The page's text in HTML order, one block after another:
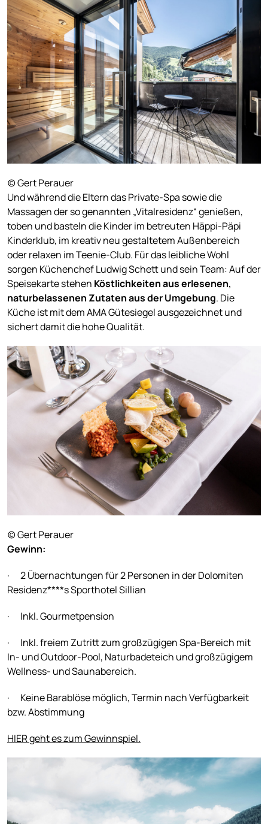
(c) Gert Perauer
Und während die Eltern das Private-Spa sowie die
Massagen der so genannten „Vitalresidenz“ genießen,
toben und basteln die Kinder im betreuten Häppi-Päpi
Kinderklub, im kreativ neu gestaltetem Außenbereich
oder relaxen im Teenie-Club. Für das leibliche Wohl
sorgen Küchenchef Ludwig Schett und sein Team: Auf der
Speisekarte stehen Köstlichkeiten aus erlesenen,
naturbelassenen Zutaten aus der Umgebung. Die
Küche ist mit dem AMA Gütesiegel ausgezeichnet und
sichert damit die hohe Qualität.
(c) Gert Perauer
Gewinn:
· 2 Übernachtungen für 2 Personen in der Dolomiten
Residenz****s Sporthotel Sillian
· Inkl. Gourmetpension
· Inkl. freiem Zutritt zum großzügigen Spa-Bereich mit
In- und Outdoor-Pool, Naturbadeteich und großzügigem
Wellness- und Saunabereich.
· Keine Barablöse möglich, Termin nach Verfügbarkeit
bzw. Abstimmung
HIER geht es zum Gewinnspiel.